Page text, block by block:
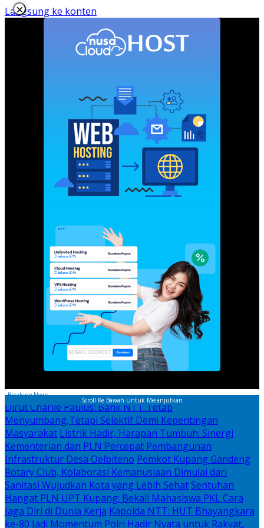
Langsung ke konten
×
Scroll Ke Bawah Untuk Melanjutkan
Breaking News
Dirut Charlie Paulus: Bank NTT Tetap
Menyumbang,Tetapi Selektif Demi Kepentingan
Masyarakat Listrik Hadir, Harapan Tumbuh: Sinergi
Kementerian dan PLN Percepat Pembangunan
Infrastruktur Desa Oelbiteno Pemkot Kupang Gandeng
Rotary Club, Kolaborasi Kemanusiaan Dimulai dari
Sanitasi Wujudkan Kota yang Lebih Sehat Sentuhan
Hangat PLN UPT Kupang: Bekali Mahasiswa PKL Cara
Jaga Diri di Dunia Kerja Kapolda NTT: HUT Bhayangkara
ke-80 Jadi Momentum Polri Hadir Nyata untuk Rakyat,